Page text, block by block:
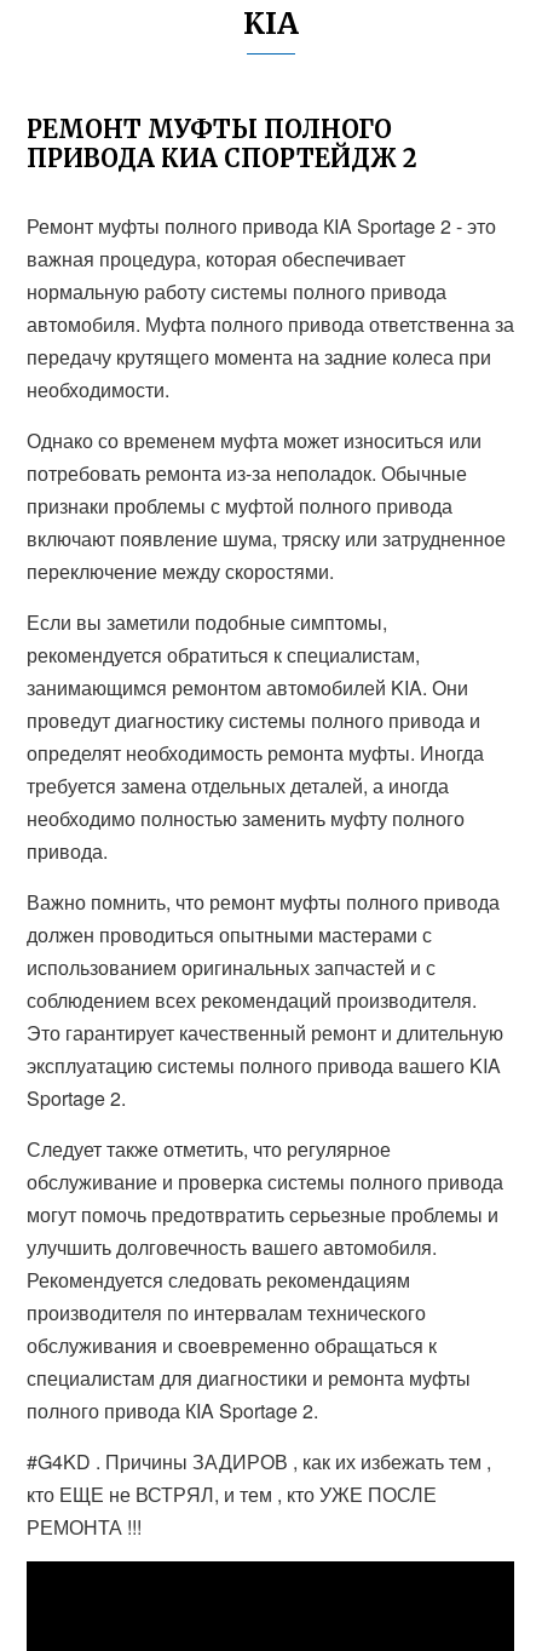
KIA
РЕМОНТ МУФТЫ ПОЛНОГО
ПРИВОДА КИА СПОРТЕЙДЖ 2
Ремонт муфты полного привода КIA Sportage 2 - это
важная процедура, которая обеспечивает
нормальную работу системы полного привода
автомобиля. Муфта полного привода ответственна за
передачу крутящего момента на задние колеса при
необходимости.
Однако со временем муфта может износиться или
потребовать ремонта из-за неполадок. Обычные
признаки проблемы с муфтой полного привода
включают появление шума, тряску или затрудненное
переключение между скоростями.
Если вы заметили подобные симптомы,
рекомендуется обратиться к специалистам,
занимающимся ремонтом автомобилей KIA. Они
проведут диагностику системы полного привода и
определят необходимость ремонта муфты. Иногда
требуется замена отдельных деталей, а иногда
необходимо полностью заменить муфту полного
привода.
Важно помнить, что ремонт муфты полного привода
должен проводиться опытными мастерами с
использованием оригинальных запчастей и с
соблюдением всех рекомендаций производителя.
Это гарантирует качественный ремонт и длительную
эксплуатацию системы полного привода вашего KIA
Sportage 2.
Следует также отметить, что регулярное
обслуживание и проверка системы полного привода
могут помочь предотвратить серьезные проблемы и
улучшить долговечность вашего автомобиля.
Рекомендуется следовать рекомендациям
производителя по интервалам технического
обслуживания и своевременно обращаться к
специалистам для диагностики и ремонта муфты
полного привода КIA Sportage 2.
#G4KD . Причины ЗАДИРОВ , как их избежать тем ,
кто ЕЩЕ не ВСТРЯЛ, и тем , кто УЖЕ ПОСЛЕ
РЕМОНТА !!!